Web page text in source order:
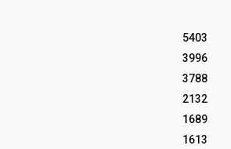
5403
3996
3788
2132
1689
1613